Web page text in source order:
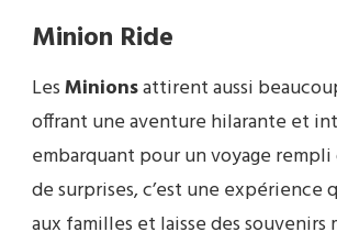
Minion Ride
LesMinionsattirent aussi
offrant une aventure hilarante et
embarquant pour un voyage rempli
de surprises, c’est une expérience
aux familles et laisse des souvenirs